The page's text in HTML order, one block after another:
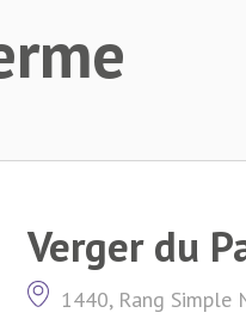
Verger du
1440, Rang Simple